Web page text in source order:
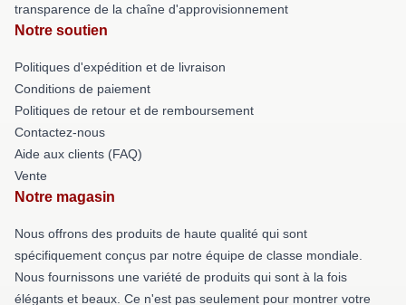
transparence de la chaîne d'approvisionnement
Notre soutien
Politiques d'expédition et de livraison
Conditions de paiement
Politiques de retour et de remboursement
Contactez-nous
Aide aux clients (FAQ)
Vente
Notre magasin
Nous offrons des produits de haute qualité qui sont
spécifiquement conçus par notre équipe de classe mondiale.
Nous fournissons une variété de produits qui sont à la fois
élégants et beaux. Ce n'est pas seulement pour montrer votre